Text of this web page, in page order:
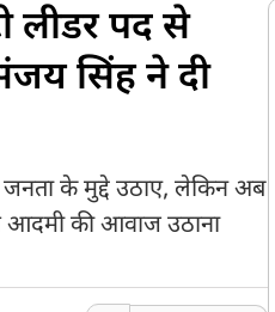
लीडर पद से
सिंह ने दी
जनता के मुद्दे उठाए, लेकिन अब
आदमी की आवाज उठाना